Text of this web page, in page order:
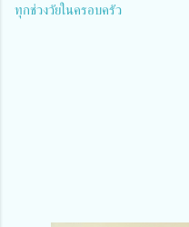
ทุกช่วงวัยในครอบครัว